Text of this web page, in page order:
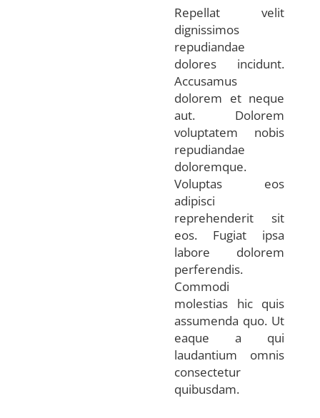
Repellat velit
dignissimos
repudiandae
dolores incidunt.
Accusamus
dolorem et neque
aut. Dolorem
voluptatem nobis
repudiandae
doloremque.
Voluptas eos
adipisci
reprehenderit sit
eos. Fugiat ipsa
labore dolorem
perferendis.
Commodi
molestias hic quis
assumenda quo. Ut
eaque a qui
laudantium omnis
consectetur
quibusdam.